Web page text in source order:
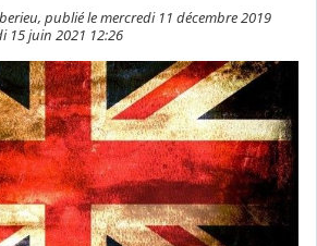
publié le mercredi 11 décembre 2019
15 juin 2021 12:26